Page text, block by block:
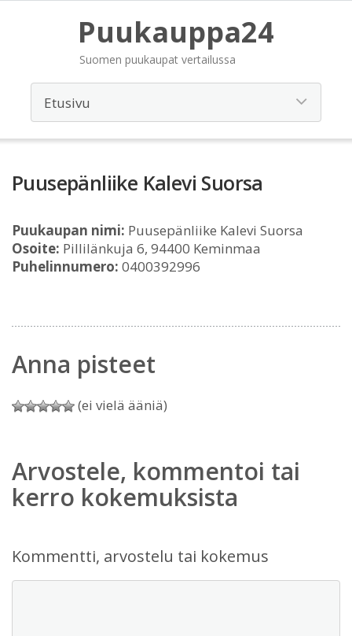
Puukauppa24
Suomen puukaupat vertailussa
Puusepänliike Kalevi Suorsa
Puukaupan nimi: Puusepänliike Kalevi Suorsa
Osoite: Pillilänkuja 6, 94400 Keminmaa
Puhelinnumero: 0400392996
Anna pisteet
(ei vielä ääniä)
Arvostele, kommentoi tai
kerro kokemuksista
Kommentti, arvostelu tai kokemus